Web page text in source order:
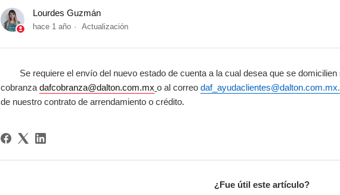
Lourdes Guzmán
hace 1 año Actualización
Se requiere el envío del nuevo estado de cuenta a la cual desea que se domicilien
cobranzadafcobranza@dalton.com.mx o al correo daf_ayudaclientes@dalton.com.mx.
de nuestro contrato de arrendamiento o crédito.
¿Fue útil este artículo?